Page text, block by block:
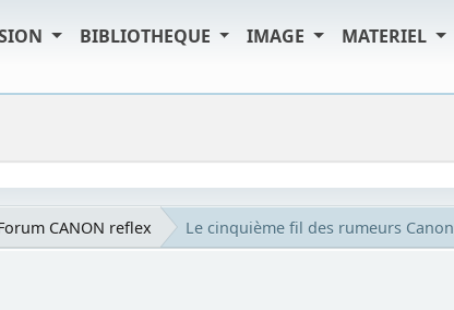
BIBLIOTHEQUE IMAGE MATERIEL
CANON reflex Le cinquième fil des rumeurs Canon